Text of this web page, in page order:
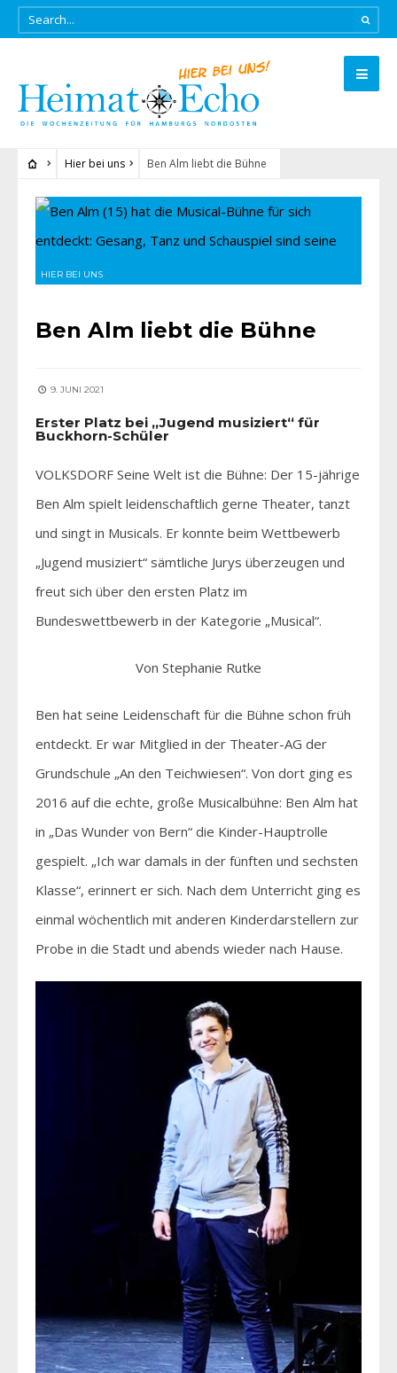
Hier bei uns Ben Alm liebt die Bühne
HIER BEI UNS
Ben Alm liebt die Bühne
9. JUNI 2021
Erster Platz bei „Jugend musiziert“ für
Buckhorn-Schüler
VOLKSDORF Seine Welt ist die Bühne: Der 15-jährige
Ben Alm spielt leidenschaftlich gerne Theater, tanzt
und singt in Musicals. Er konnte beim Wettbewerb
„Jugend musiziert“ sämtliche Jurys überzeugen und
freut sich über den ersten Platz im
Bundeswettbewerb in der Kategorie „Musical“.
Von Stephanie Rutke
Ben hat seine Leidenschaft für die Bühne schon früh
entdeckt. Er war Mitglied in der Theater-AG der
Grundschule „An den Teichwiesen“. Von dort ging es
2016 auf die echte, große Musicalbühne: Ben Alm hat
in „Das Wunder von Bern“ die Kinder-Hauptrolle
gespielt. „Ich war damals in der fünften und sechsten
Klasse“, erinnert er sich. Nach dem Unterricht ging es
einmal wöchentlich mit anderen Kinderdarstellern zur
Probe in die Stadt und abends wieder nach Hause.